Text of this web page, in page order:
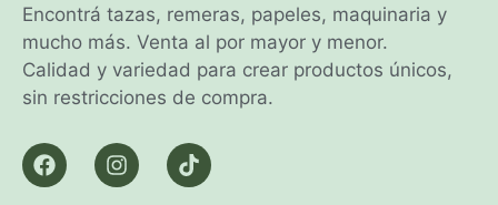
Encontrá tazas, remeras, papeles, maquinaria y
mucho más. Venta al por mayor y menor.
Calidad y variedad para crear productos únicos,
sin restricciones de compra.